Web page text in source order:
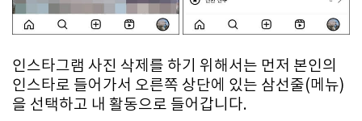
인스타그램 사진 삭제를 하기 위해서는 먼저 본인의
인스타로 들어가서 오른쪽 상단에 있는 삼선줄(메뉴)
을 선택하고 내 활동으로 들어갑니다.